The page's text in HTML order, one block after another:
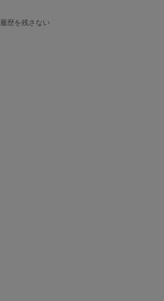
履歴を残さない